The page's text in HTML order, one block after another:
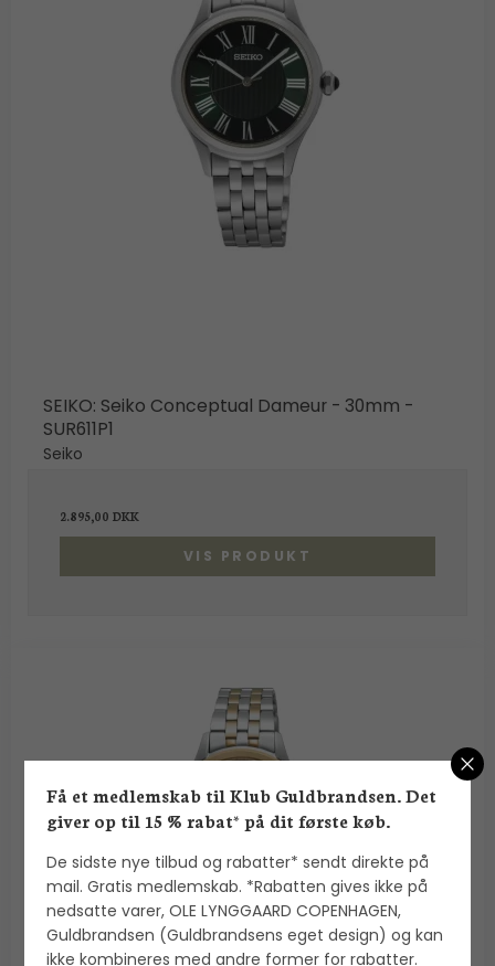
SEIKO: Seiko Conceptual Dameur - 30mm -
SUR611P1
Seiko
2.895,00 DKK
VIS PRODUKT
Få et medlemskab til Klub Guldbrandsen. Det
giver op til 15 % rabat* på dit første køb.
De sidste nye tilbud og rabatter* sendt direkte på
mail. Gratis medlemskab. *Rabatten gives ikke på
nedsatte varer, OLE LYNGGAARD COPENHAGEN,
Guldbrandsen (Guldbrandsens eget design) og kan
ikke kombineres med andre former for rabatter.